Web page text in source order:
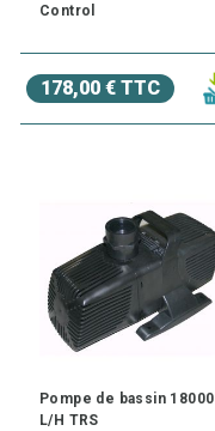
Control
178,00 € TTC
Pompe de bassin 18000
L/H TRS